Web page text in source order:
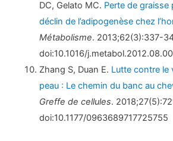
DC, Gelato MC. Perte de graisse
déclin de l’adipogenèse chez
Métabolisme. 2013;62(3):337-
doi:10.1016/
Zhang S, Duan E. Lutte contre le
peau : Le chemin du banc au
Greffe de cellules.
doi:10.1177/0963689717725755